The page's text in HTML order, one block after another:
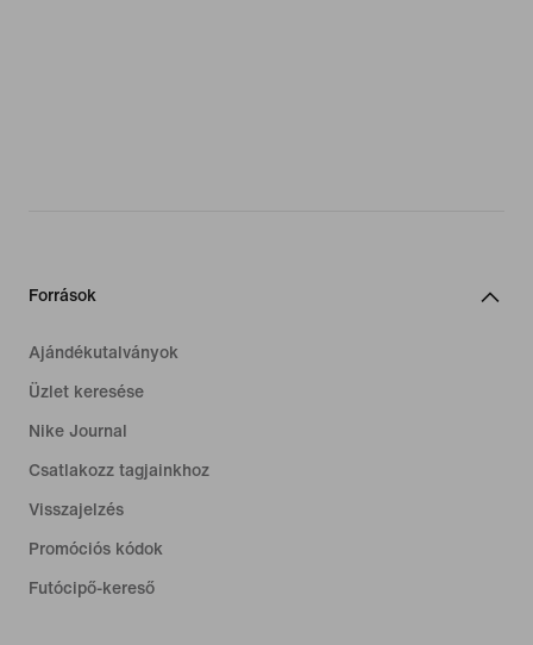
Források
Ajándékutalványok
Üzlet keresése
Nike Journal
Csatlakozz tagjainkhoz
Visszajelzés
Promóciós kódok
Futócipő-kereső